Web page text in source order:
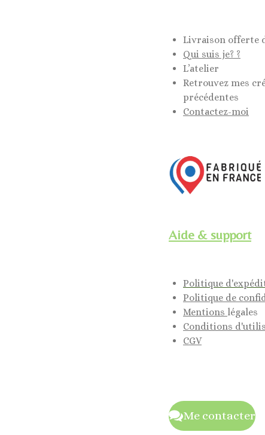
Livraison offerte
Qui suis je? ?
L’atelier
Retrouvez mes
précédentes
Contactez-moi
Aide & support
Politique
Politique de
Mentions légales
Conditions
CGV
Me contacter